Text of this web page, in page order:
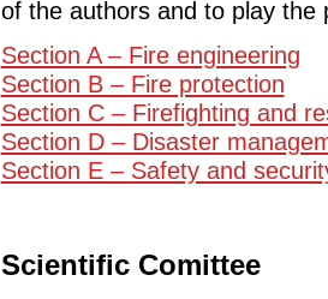
of the authors and to play the
Section A – Fire engineering
Section B – Fire protection
Section C – Firefighting and
Section D – Disaster
Section E – Safety and
Scientific Comittee